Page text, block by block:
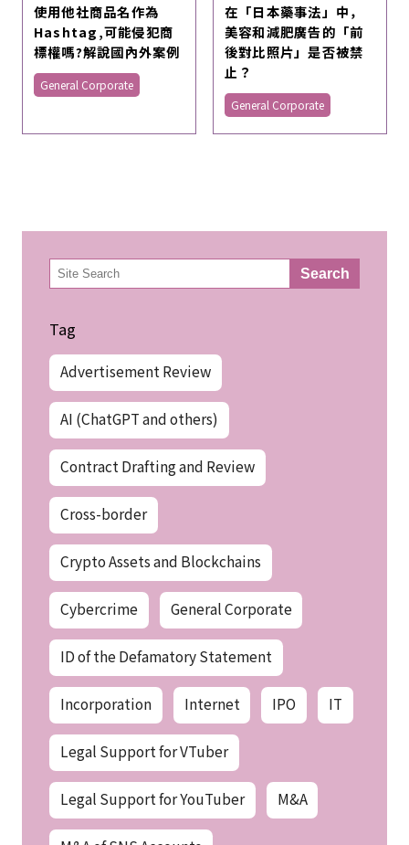
使用他社商品名作為
Hashtag,可能侵犯商
標權嗎?解說國內外案例
General Corporate
在「日本藥事法」中，
美容和減肥廣告的「前
後對比照片」是否被禁
止？
General Corporate
検
索 Search
Tag
Advertisement Review
AI (ChatGPT and others)
Contract Drafting and Review
Cross-border
Crypto Assets and Blockchains
Cybercrime General Corporate
ID of the Defamatory Statement
Incorporation Internet IPO IT
Legal Support for VTuber
Legal Support for YouTuber M&A